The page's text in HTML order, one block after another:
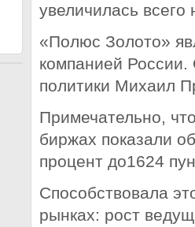
увеличилась всего
«Полюс Золото»
компанией
политики Михаил
Примечательно,
биржах показали
процент до1624
Способствовала
рынках: рост